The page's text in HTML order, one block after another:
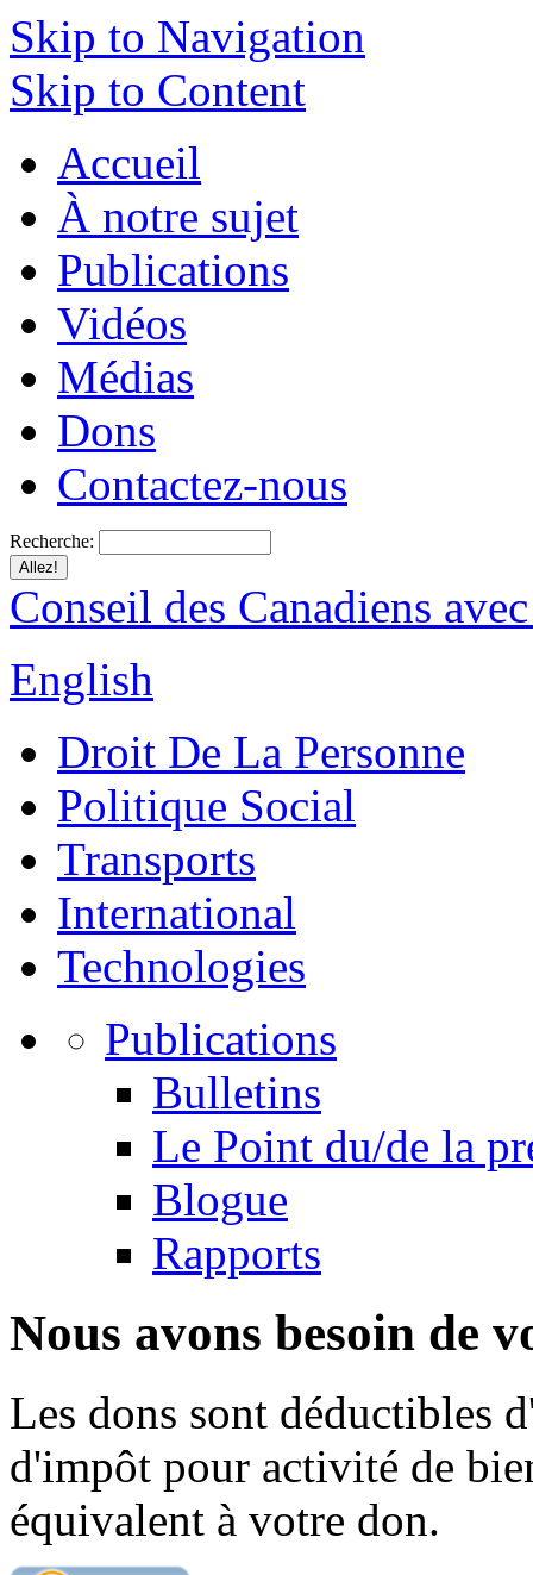
Skip to Navigation
Skip to Content
Accueil
À notre sujet
Publications
Vidéos
Médias
Dons
Contactez-nous
Recherche:
Conseil des Canadiens
English
Droit De La Personne
Politique Social
Transports
International
Technologies
Publications
Bulletins
Le Point du/de la
Blogue
Rapports
Nous avons besoin de
Les dons sont déductibles
d'impôt pour activité de
équivalent à votre don.